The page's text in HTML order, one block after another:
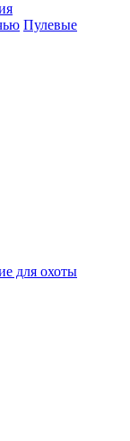
Пулевые
для охоты